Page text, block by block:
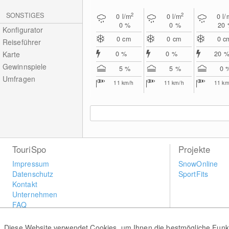
SONSTIGES
Konfigurator
Reiseführer
Karte
Gewinnspiele
Umfragen
0 l/m2
0 %
0cm
0 %
5 %
11 km/h
0 l/m2
0 %
0 cm
0 %
5 %
11km/h
0l/
20
0
20 %
0
11
TouriSpo
Impressum
Datenschutz
Kontakt
Unternehmen
FAQ
Widget
Projekte
SnowOnline
SportFits